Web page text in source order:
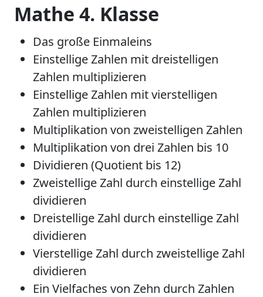
Mathe 4. Klasse
Das große Einmaleins
Einstellige Zahlen mit dreistelligen
Zahlen multiplizieren
Einstellige Zahlen mit vierstelligen
Zahlen multiplizieren
Multiplikation von zweistelligen Zahlen
Multiplikation von drei Zahlen bis 10
Dividieren (Quotient bis 12)
Zweistellige Zahl durch einstellige Zahl
dividieren
Dreistellige Zahl durch einstellige Zahl
dividieren
Vierstellige Zahl durch zweistellige Zahl
dividieren
Ein Vielfaches von Zehn durch Zahlen